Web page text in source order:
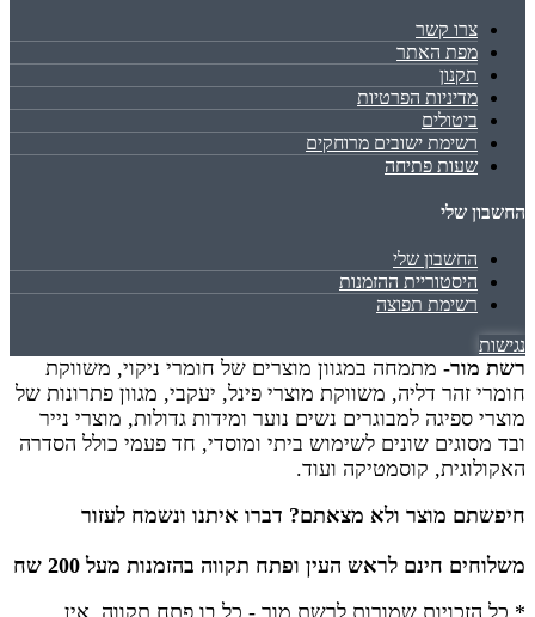
צרו קשר
מפת האתר
תקנון
מדיניות הפרטיות
ביטולים
רשימת ישובים מרוחקים
שעות פתיחה
החשבון שלי
החשבון שלי
היסטוריית ההזמנות
רשימת תפוצה
נגישות
רשת מור- מתמחה במגוון מוצרים של חומרי ניקוי, משווקת
חומרי זהר דליה, משווקת מוצרי פינל, יעקבי, מגוון פתרונות של
מוצרי ספיגה למבוגרים נשים נוער ומידות גדולות, מוצרי נייר
ובד מסוגים שונים לשימוש ביתי ומוסדי, חד פעמי כולל הסדרה
האקולוגית, קוסמטיקה ועוד.
חיפשתם מוצר ולא מצאתם? דברו איתנו ונשמח לעזור
משלוחים חינם לראש העין ופתח תקווה בהזמנות מעל 200 שח